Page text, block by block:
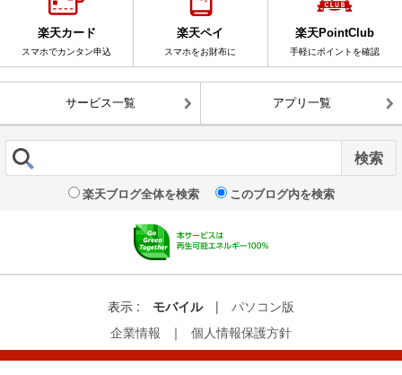
楽天カード
スマホでカンタン申込
楽天ペイ
スマホをお財布に
楽天PointClub
手軽にポイントを確認
サービス一覧 アプリ一覧
楽天ブログ全体を検索 このブログ内を検索
表示 : モバイル |
パソコン版
企業情報
｜ 個人情報保護方針